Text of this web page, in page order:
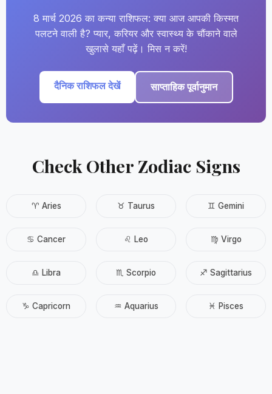
8 मार्च 2026 का कन्या राशिफल: क्या आज आपकी किस्मत
पलटने वाली है? प्यार, करियर और स्वास्थ्य के चौंकाने वाले
खुलासे यहाँ पढ़ें। मिस न करें!
दैनिक राशिफल देखें साप्ताहिक पूर्वानुमान
Check Other Zodiac Signs
♈ Aries ♉ Taurus ♊ Gemini
♋ Cancer ♌ Leo ♍ Virgo
♎ Libra ♏ Scorpio ♐ Sagittarius
♑ Capricorn ♒ Aquarius ♓ Pisces